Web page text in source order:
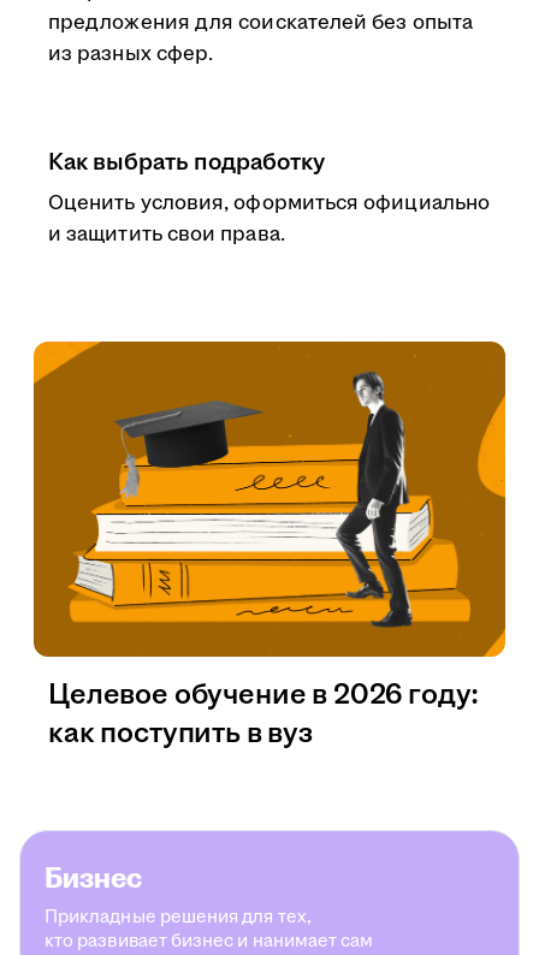
предложения для соискателей без опыта
из разных сфер.
Как выбрать подработку
Оценить условия, оформиться официально
и защитить свои права.
Целевое обучение в 2026 году:
как поступить в вуз
Бизнес
Прикладные решения для тех,
кто развивает бизнес и нанимает сам